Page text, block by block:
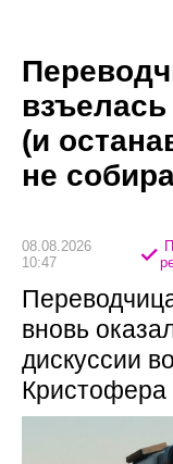
(и
не
08.08.2026
10:47
вновь
дискуссии